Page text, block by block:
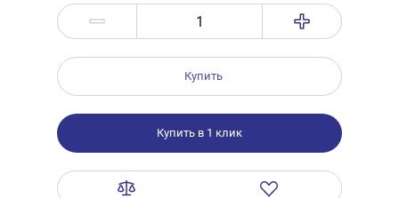
Купить
Купить в 1 клик